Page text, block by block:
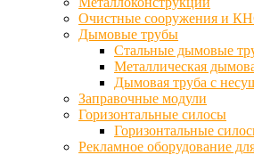
Очистные сооружения и
Дымовые трубы
Стальные дымовые
Металлическая
Дымовая труба с
Заправочные модули
Горизонтальные силосы
Горизонтальные
Рекламное оборудование